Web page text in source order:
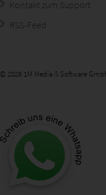
Kontakt zum Support
RSS-Feed
© 2026 1M Media & Software